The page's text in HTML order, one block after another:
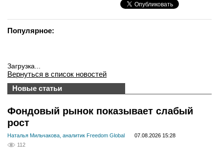
Популярное:
Загрузка...
Вернуться в список новостей
Новые статьи
Фондовый рынок показывает слабый
рост
Наталья Мильчакова, аналитик Freedom Global
07.08.2026 15:28
112